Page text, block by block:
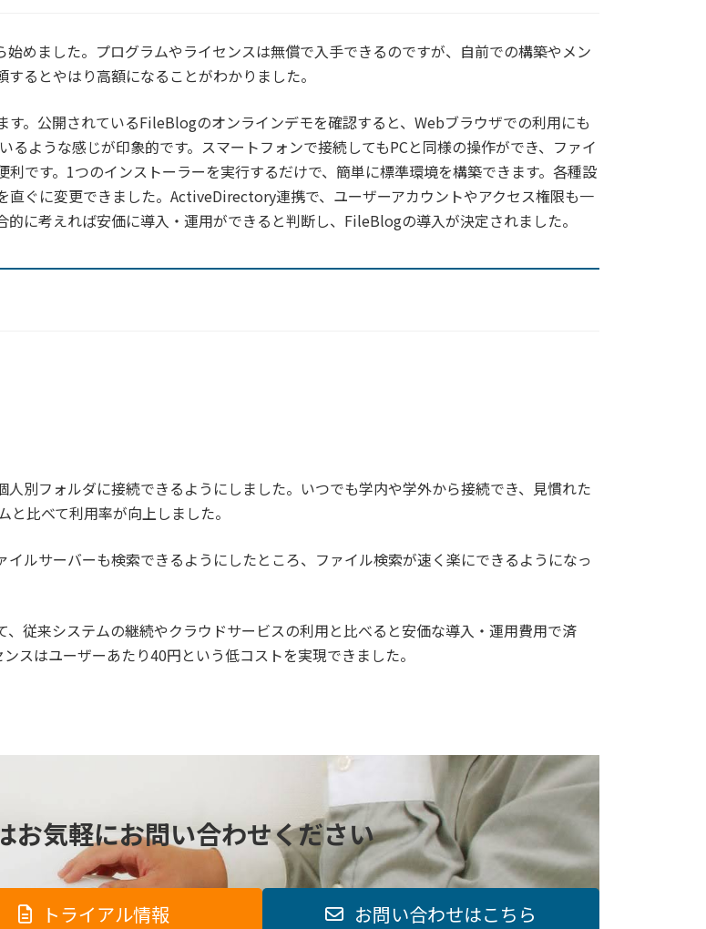
めました。プログラムやライセンスは無償で入手できるのですが、自前での構築やメン
るとやはり高額になることがわかりました。
。公開されているFileBlogのオンラインデモを確認すると、Webブラウザでの利用にも
ような感じが印象的です。スマートフォンで接続してもPCと同様の操作ができ、ファイ
です。1つのインストーラーを実行するだけで、簡単に標準環境を構築できます。各種設
ぐに変更できました。ActiveDirectory連携で、ユーザーアカウントやアクセス権限も一
に考えれば安価に導入・運用ができると判断し、FileBlogの導入が決定されました。
別フォルダに接続できるようにしました。いつでも学内や学外から接続でき、見慣れた
比べて利用率が向上しました。
ルサーバーも検索できるようにしたところ、ファイル検索が速く楽にできるようになっ
従来システムの継続やクラウドサービスの利用と比べると安価な導入・運用費用で済
スはユーザーあたり40円という低コストを実現できました。
お気軽にお問い合わせください
トライアル情報 お問い合わせはこちら